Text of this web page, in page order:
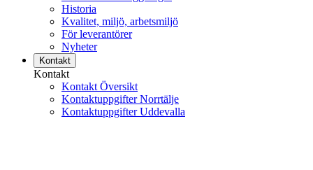
Historia
Kvalitet, miljö, arbetsmiljö
För leverantörer
Nyheter
Kontakt
Kontakt
Kontakt Översikt
Kontaktuppgifter Norrtälje
Kontaktuppgifter Uddevalla